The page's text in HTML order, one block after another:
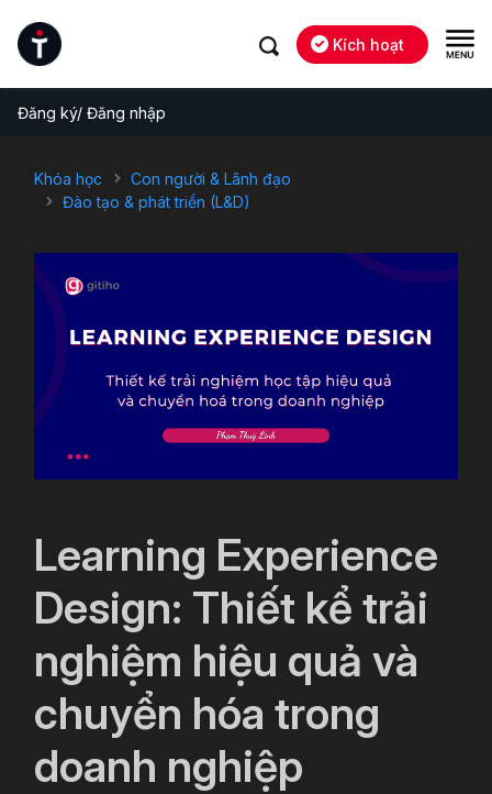
Kích hoạt
Đăng ký/ Đăng nhập
Khóa học
Con người & Lãnh đạo
Đào tạo & phát triển (L&D)
Learning Experience
Design: Thiết kể trải
nghiệm hiệu quả và
chuyển hóa trong
doanh nghiệp